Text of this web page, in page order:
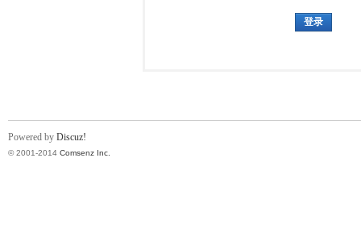
登录
Powered by Discuz!
© 2001-2014 Comsenz Inc.